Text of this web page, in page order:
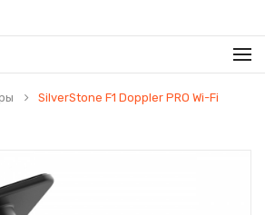
SilverStone F1 Doppler PRO Wi-Fi